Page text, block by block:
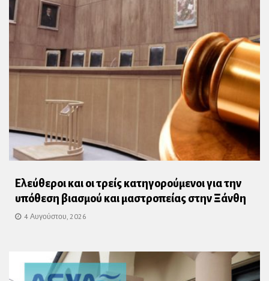
Ελεύθεροι και οι τρείς κατηγορούμενοι για την
υπόθεση βιασμού και μαστροπείας στην Ξάνθη
4 Αυγούστου, 2026